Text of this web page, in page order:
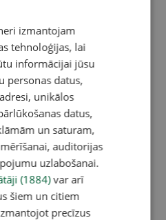
izmantojam
tehnoloģijas, lai
informācijai jūsu
personas datus,
unikālos
datus,
un saturam,
auditorijas
uzlabošanai.
(1884)var arī
šiem un citiem
precīzus